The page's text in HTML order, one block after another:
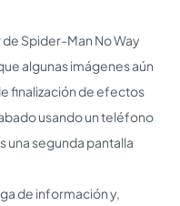
Spider-Man No Way
algunas imágenes aún
finalización de efectos
usando un teléfono
una segunda pantalla
de información y,